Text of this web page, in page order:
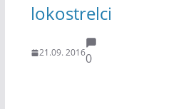
lokostrelci
21.09. 20160